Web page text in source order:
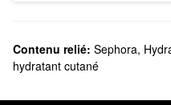
Contenu relié: Sephora,
hydratant cutané